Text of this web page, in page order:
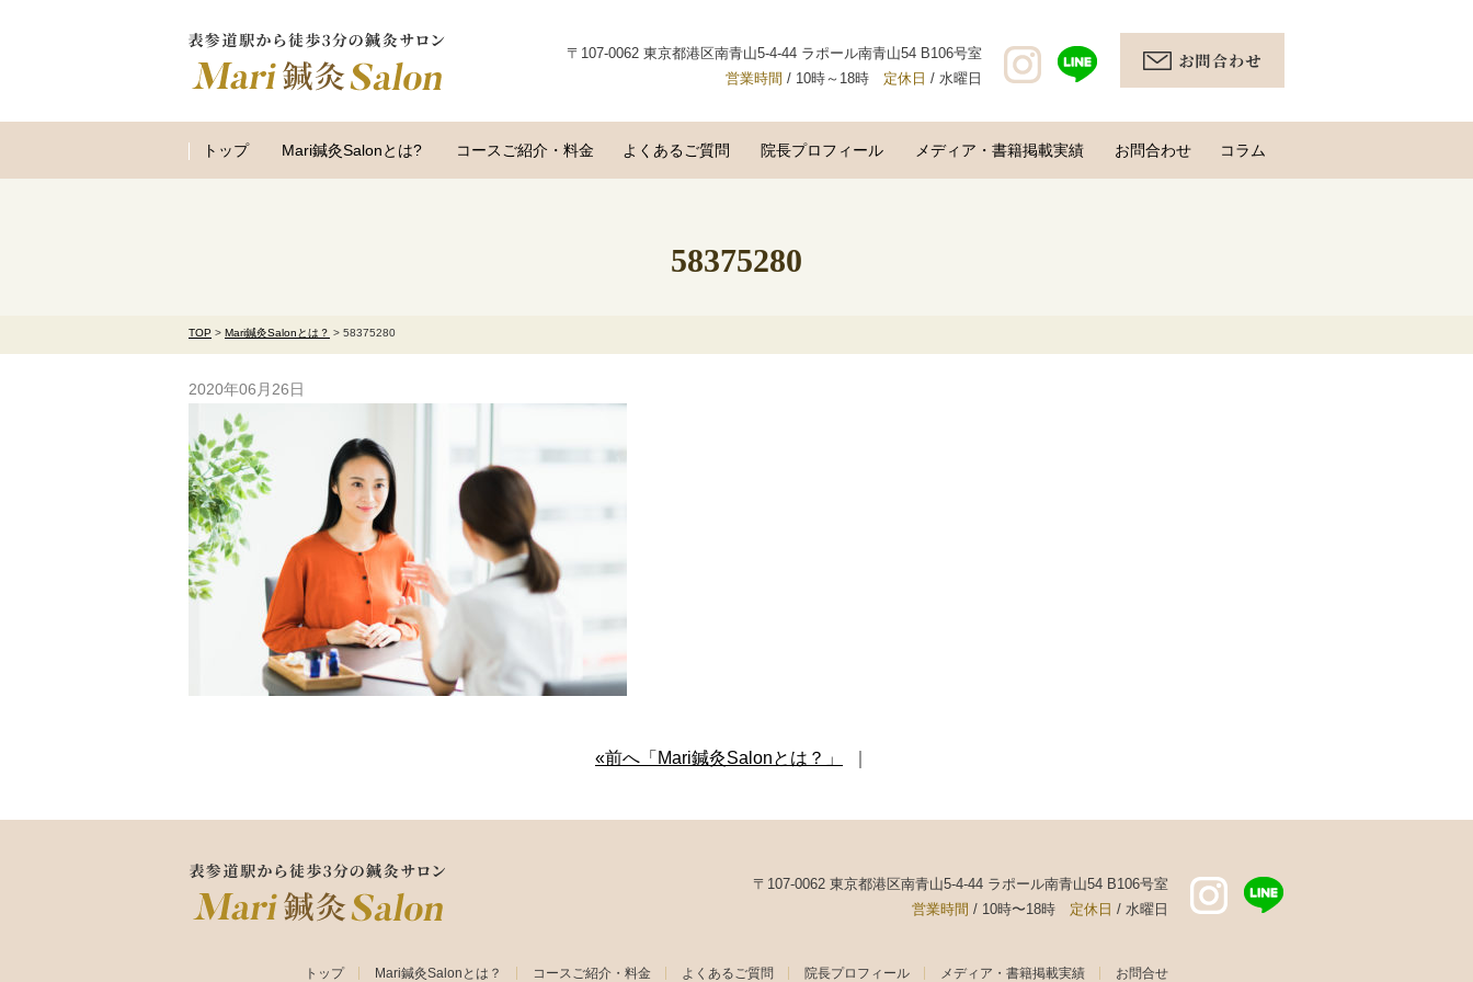
〒107-0062 東京都港区南青山5-4-44 ラポール南青山54 B106号室
営業時間 / 10時～18時 定休日 / 水曜日
トップ Mari鍼灸Salonとは? コースご紹介・料金 よくあるご質問 院長プロフィール メディア・書籍掲載実績 お問合わせ コラム
58375280
TOP > Mari鍼灸Salonとは？ > 58375280
2020年06月26日
«前へ「Mari鍼灸Salonとは？」
〒107-0062 東京都港区南青山5-4-44 ラポール南青山54 B106号室
営業時間 / 10時〜18時 定休日 / 水曜日
トップ Mari鍼灸Salonとは？ コースご紹介・料金 よくあるご質問 院長プロフィール メディア・書籍掲載実績 お問合せ